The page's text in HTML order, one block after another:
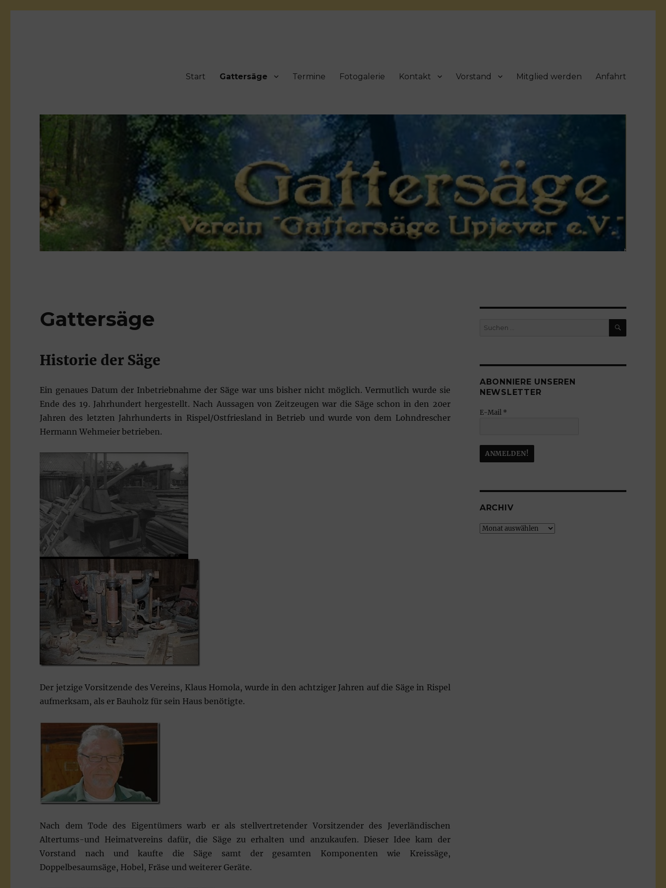
Start Gattersäge Termine Fotogalerie Kontakt Vorstand Mitglied werden Anfahrt
Gattersäge
Historie der Säge
Ein genaues Datum der Inbetriebnahme der Säge war uns bisher nicht möglich. Vermutlich wurde sie
Ende des 19. Jahrhundert hergestellt. Nach Aussagen von Zeitzeugen war die Säge schon in den 20er
Jahren des letzten Jahrhunderts in Rispel/Ostfriesland in Betrieb und wurde von dem Lohndrescher
Hermann Wehmeier betrieben.
Der jetzige Vorsitzende des Vereins, Klaus Homola, wurde in den achtziger Jahren auf die Säge in Rispel
aufmerksam, als er Bauholz für sein Haus benötigte.
Nach dem Tode des Eigentümers warb er als stellvertretender Vorsitzender des Jeverländischen
Altertums-und Heimatvereins dafür, die Säge zu erhalten und anzukaufen. Dieser Idee kam der
Vorstand nach und kaufte die Säge samt der gesamten Komponenten wie Kreissäge,
Doppelbesaumsäge, Hobel, Fräse und weiterer Geräte.
Suchen
SUCHEN
ABONNIERE UNSEREN
NEWSLETTER
E-Mail *
ARCHIV
Archiv